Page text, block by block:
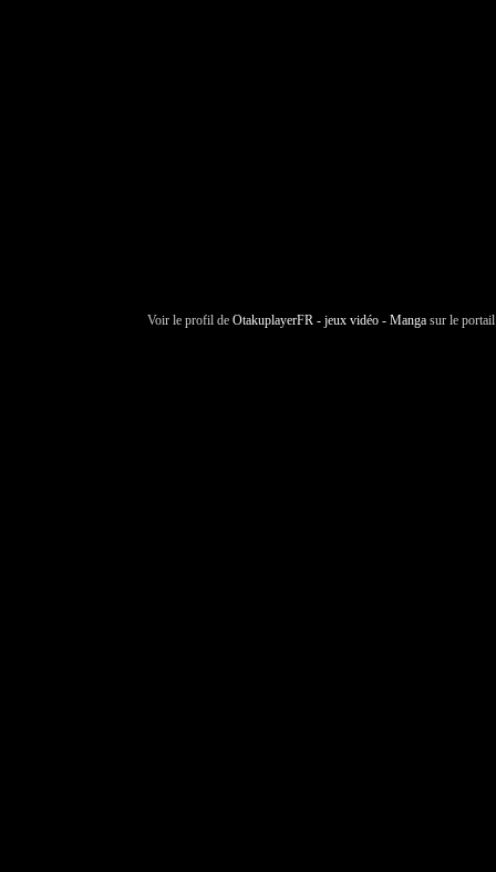
Voir le profil de OtakuplayerFR - jeux vidéo - Manga sur le